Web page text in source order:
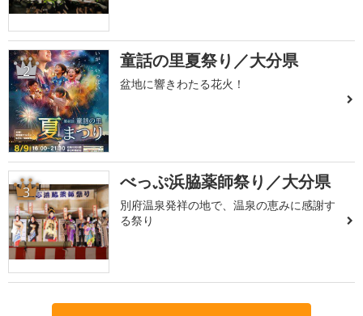
2 童話の里夏祭り／大分県
盆地に響きわたる花火！
3 べっぷ浜脇薬師祭り／大分県
別府温泉発祥の地で、温泉の恵みに感謝す
る祭り